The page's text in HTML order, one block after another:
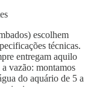
escolhem
técnicas.
entregam aquilo
vazão: montamos
do aquário de 5 a